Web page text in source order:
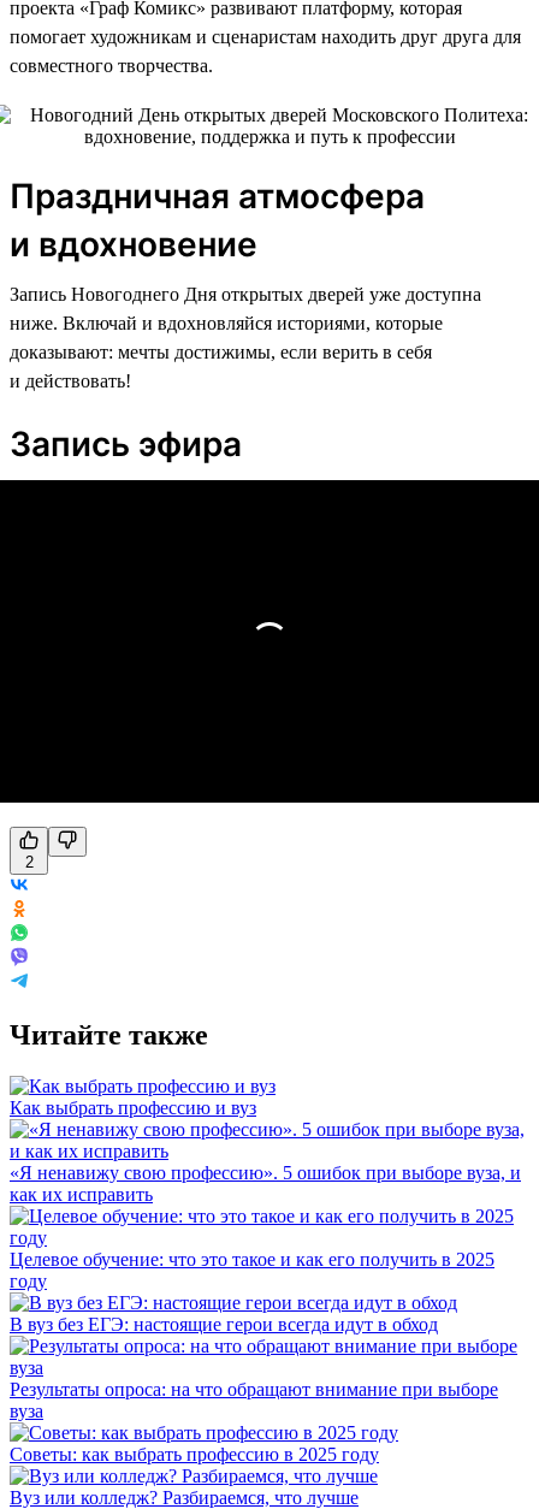
проекта «Граф Комикс» развивают платформу, которая
помогает художникам и сценаристам находить друг друга для
совместного творчества.
Праздничная атмосфера
и вдохновение
Запись Новогоднего Дня открытых дверей уже доступна
ниже. Включай и вдохновляйся историями, которые
доказывают: мечты достижимы, если верить в себя
и действовать!
Запись эфира
2
Читайте также
Как выбрать профессию и вуз
«Я ненавижу свою профессию». 5 ошибок при выборе вуза, и
как их исправить
Целевое обучение: что это такое и как его получить в 2025
году
В вуз без ЕГЭ: настоящие герои всегда идут в обход
Результаты опроса: на что обращают внимание при выборе
вуза
Советы: как выбрать профессию в 2025 году
Вуз или колледж? Разбираемся, что лучше